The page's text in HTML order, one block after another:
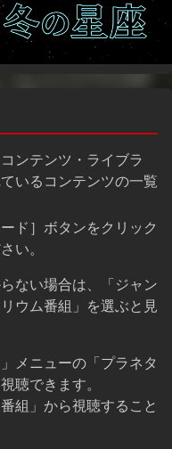
ンテンツ・ライブラ
いるコンテンツの一覧
ド］ボタンをクリック
い。
ない場合は、「ジャン
ウム番組」を選ぶと見
メニューの「プラネタ
聴できます。
組」から視聴すること